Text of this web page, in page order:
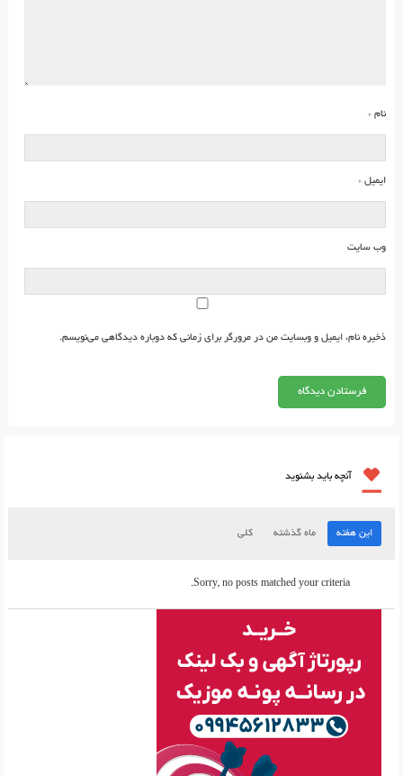
نام *
ایمیل *
وب‌ سایت
ذخیره نام، ایمیل و وبسایت من در مرورگر برای زمانی که دوباره دیدگاهی می‌نویسم.
آنچه باید بشنوید
این هفته ماه گذشته کلی
Sorry, no posts matched your criteria.